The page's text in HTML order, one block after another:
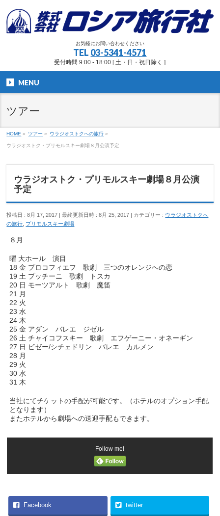
お気軽にお問い合わせください
TEL 03-5341-4571
受付時間 9:00 - 18:00 [ 土・日・祝日除く ]
MENU
ツアー
HOME » ツアー » ウラジオストクへの旅行 »
ウラジオストク・プリモルスキー劇場８月公演予定
ウラジオストク・プリモルスキー劇場８月公演
予定
投稿日 : 8月 17, 2017 最終更新日時 : 8月 25, 2017 カテゴリー : ウラジオストクへ
の旅行 プリモルスキー劇場
８月
曜 大ホール 演目
18 金 プロコフィエフ 歌劇 三つのオレンジへの恋
19 土 プッチーニ 歌劇 トスカ
20 日 モーツアルト 歌劇 魔笛
21 月
22 火
23 水
24 木
25 金 アダン バレエ ジゼル
26 土 チャイコフスキー 歌劇 エフゲーニー・オネーギン
27 日 ビゼー/シチェドリン バレエ カルメン
28 月
29 火
30 水
31 木
当社にてチケットの手配が可能です。（ホテルのオプション手配
となります）
またホテルから劇場への送迎手配もできます。
Follow me!
Facebook twitter